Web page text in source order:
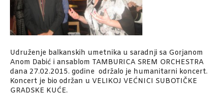
Udruženje balkanskih umetnika u saradnji sa Gorjanom
Anom Dabić i ansablom TAMBURICA SREM ORCHESTRA
dana 27.02.2015. godine održalo je humanitarni koncert.
Koncert je bio održan u VELIKOJ VEĆNICI SUBOTIČKE
GRADSKE KUĆE.